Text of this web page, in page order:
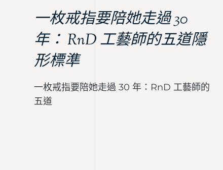
一枚戒指要陪她走過 30
年： RnD 工藝師的五道隱
形標準
一枚戒指要陪她走過 30 年：RnD 工藝師的
五道